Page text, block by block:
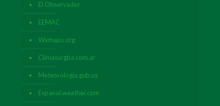
El Observador
EEMAC
Wxmaps.org
Climasurgba.com.ar
Meteorologia.gub.uy
Espanol.weather.com